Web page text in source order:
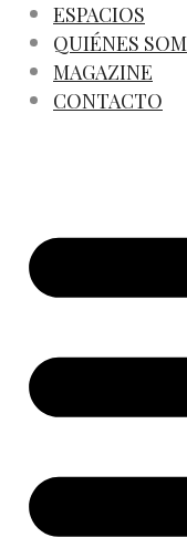
ESPACIOS
QUIÉNES
MAGAZINE
CONTACTO